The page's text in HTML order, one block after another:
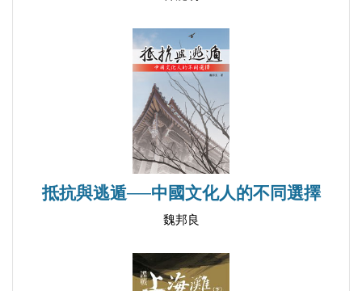
抵抗與逃遁──中國文化人的不同選擇
魏邦良